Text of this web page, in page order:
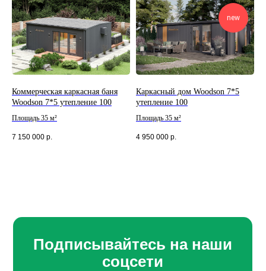
Коммерческая каркасная баня
Woodson 7*5 утепление 100
Площадь 35 м²
7 150 000 р.
new
Каркасный дом Woodson 7*5
утепление 100
Площадь 35 м²
4 950 000 р.
Подписывайтесь на наши
соцсети